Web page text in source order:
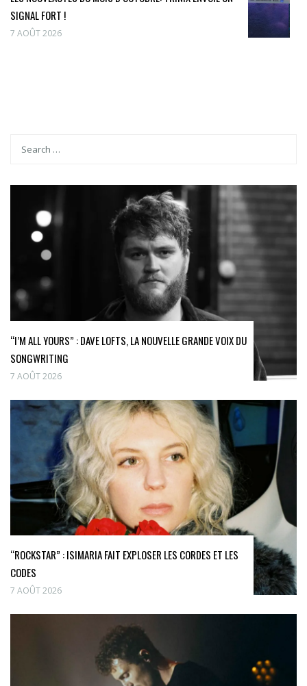
SIGNAL FORT !
7 AOÛT 2026
“I’M ALL YOURS” : DAVE LOFTS, LA NOUVELLE GRANDE VOIX DU
SONGWRITING
7 AOÛT 2026
“ROCKSTAR” : ISIMARIA FAIT EXPLOSER LES CORDES ET LES
CODES
7 AOÛT 2026